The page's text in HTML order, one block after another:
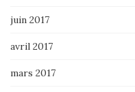
juin 2017
avril 2017
mars 2017